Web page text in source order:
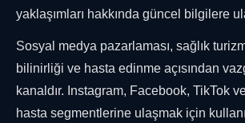
yaklaşımları hakkında güncel bilgilere
Sosyal medya pazarlaması, sağlık
bilinirliği ve hasta edinme açısından
kanaldır. Instagram, Facebook, TikTok
hasta segmentlerine ulaşmak için